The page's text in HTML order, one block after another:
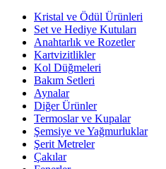
Kristal ve Ödül Ürünleri
Set ve Hediye Kutuları
Anahtarlık ve Rozetler
Kartvizitlikler
Kol Düğmeleri
Bakım Setleri
Aynalar
Diğer Ürünler
Termoslar ve Kupalar
Şemsiye ve Yağmurluklar
Şerit Metreler
Çakılar